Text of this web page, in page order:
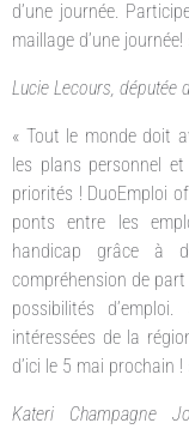
d’une journée.
maillage d’une journée!
Lucie Lecours, députée
« Tout le monde doit
les plans personnel et
priorités ! DuoEmploi
ponts entre les
handicap grâce à
compréhension de
possibilités
intéressées de la
d’ici le 5 mai prochain !
Kateri Champagne